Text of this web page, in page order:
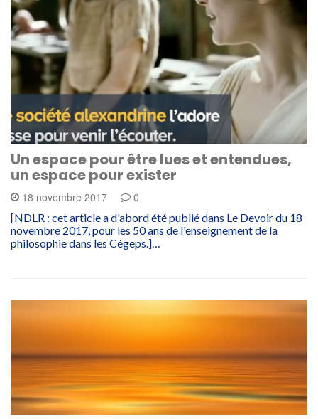
Un espace pour être lues et entendues,
un espace pour exister
18 novembre 2017 0
[NDLR : cet article a d'abord été publié dans Le Devoir du 18
novembre 2017, pour les 50 ans de l'enseignement de la
philosophie dans les Cégeps.]…